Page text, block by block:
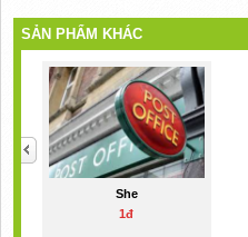
SẢN PHẨM KHÁC
She
1đ